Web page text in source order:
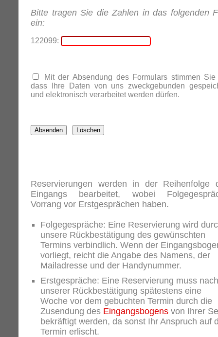
Bitte tragen Sie die Zahlen in das folgenden
ein:
122099:
Mit der Absendung des Formulars stimmen Sie
dass Ihre Daten von uns zweckgebunden
und elektronisch verarbeitet werden dürfen.
Reservierungen werden in der Reihenfolge
Eingangs bearbeitet, wobei
Vorrang vor Erstgesprächen haben.
Folgegespräche: Eine Reservierung wird
unsere Rückbestätigung des gewünschten
Termins verbindlich. Wenn der
vorliegt, reicht die Angabe des Namens, der
Mailadresse und der Handynummer.
Erstgespräche: Eine Reservierung muss nach
unserer Rückbestätigung spätestens eine
Woche vor dem gebuchten Termin durch die
Zusendung des Eingangsbogens von Ihrer
bekräftigt werden, da sonst Ihr Anspruch auf
Termin erlischt.